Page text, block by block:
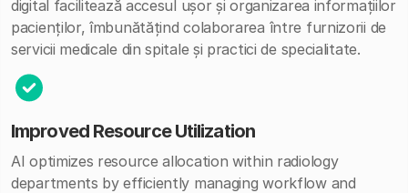
digital facilitează accesul ușor și organizarea informațiilor
pacienților, îmbunătățind colaborarea între furnizorii de
servicii medicale din spitale și practici de specialitate.
Improved Resource Utilization
AI optimizes resource allocation within radiology
departments by efficiently managing workflow and